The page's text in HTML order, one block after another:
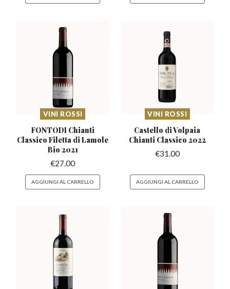
VINI ROSSI
FONTODI Chianti
Classico Filetta di Lamole
Bio 2021
€27.00
AGGIUNGI AL CARRELLO
VINI ROSSI
Castello di Volpaia
Chianti Classico 2022
€31.00
AGGIUNGI AL CARRELLO